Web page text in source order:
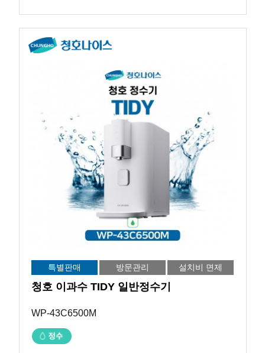
특별판매 방문관리 설치비 면제
청호 이과수 TIDY 일반정수기
WP-43C6500M